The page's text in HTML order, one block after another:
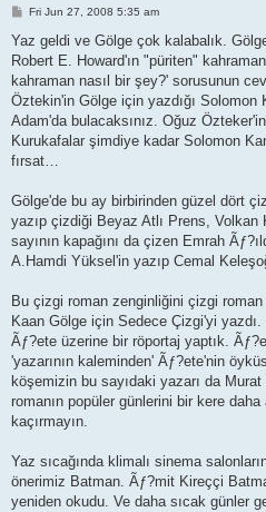
P
s
Fri Jun 27, 2008 5:35 am
Yaz geldi ve Gölge çok kalabalık.
Robert E. Howard'ın "püriten"
kahraman nasıl bir şey?' sorusunun
Öztekin'in Gölge için yazdığı Solomon
Adam'da bulacaksınız. Oğuz
Kurukafalar şimdiye kadar Solomon
fırsat…
Gölge'de bu ay birbirinden güzel dört
yazıp çizdiği Beyaz Atlı Prens,
sayının kapağını da çizen Emrah
A.Hamdi Yüksel'in yazıp Cemal
Bu çizgi roman zenginliğini çizgi
Kaan Gölge için Sedece Çizgi'yi
Ãƒ?ete üzerine bir röportaj yaptık.
'yazarının kaleminden' Ãƒ?ete'nin
köşemizin bu sayıdaki yazarı da
romanın popüler günlerini bir kere
kaçırmayın.
Yaz sıcağında klimalı sinema
önerimiz Batman. Ãƒ?mit Kireççi
yeniden okudu. Ve daha sıcak günler